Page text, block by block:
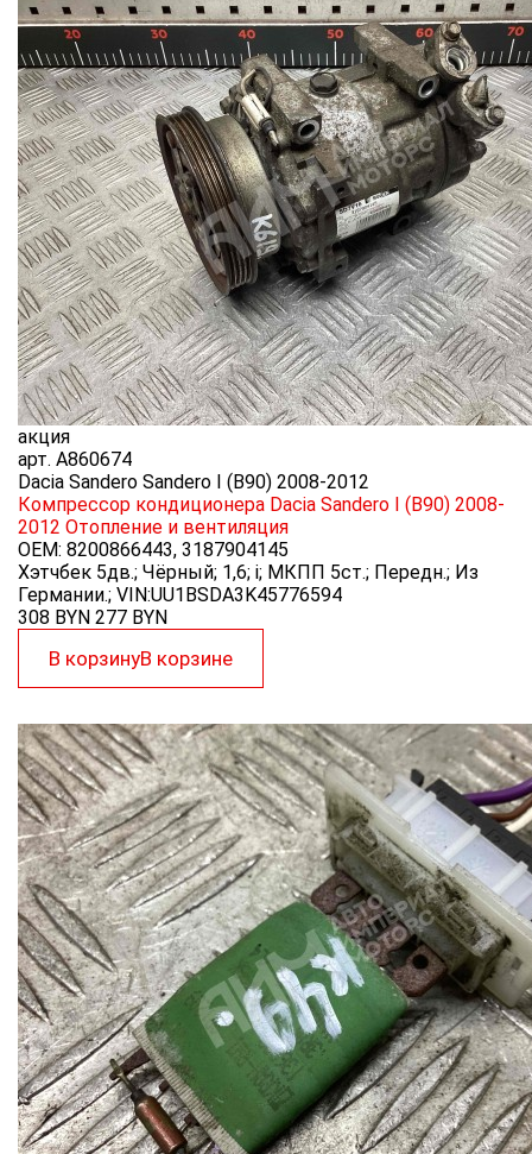
акция
арт. A860674
Dacia Sandero Sandero I (B90) 2008-2012
Компрессор кондиционера Dacia Sandero I (B90) 2008-
2012 Отопление и вентиляция
OEM: 8200866443, 3187904145
Хэтчбек 5дв.; Чёрный; 1,6; i; МКПП 5ст.; Передн.; Из
Германии.; VIN:UU1BSDA3K45776594
308 BYN 277 BYN
В корзинуВ корзине